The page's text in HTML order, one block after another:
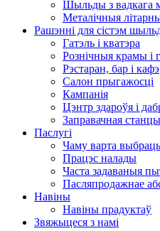
Шыльды з вадкага
Металічныя
Рашэнні для сістэм
Гатэль і кватэра
Рознічныя крамы і
Рэстаран, бар і кафэ
Салон прыгажосці
Кампанія
Цэнтр здароўя і
Заправачная
Паслугі
Чаму варта
Працэс налады
Часта задаваныя
Пасляпродажнае
Навіны
Навіны прадуктаў
Звяжыцеся з намі